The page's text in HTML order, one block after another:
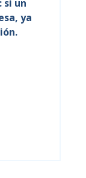
: si un
ya